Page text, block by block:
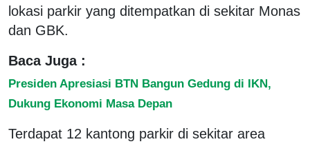
lokasi parkir yang ditempatkan di sekitar Monas
dan GBK.
Baca Juga :
Presiden Apresiasi BTN Bangun Gedung di IKN,
Dukung Ekonomi Masa Depan
Terdapat 12 kantong parkir di sekitar area